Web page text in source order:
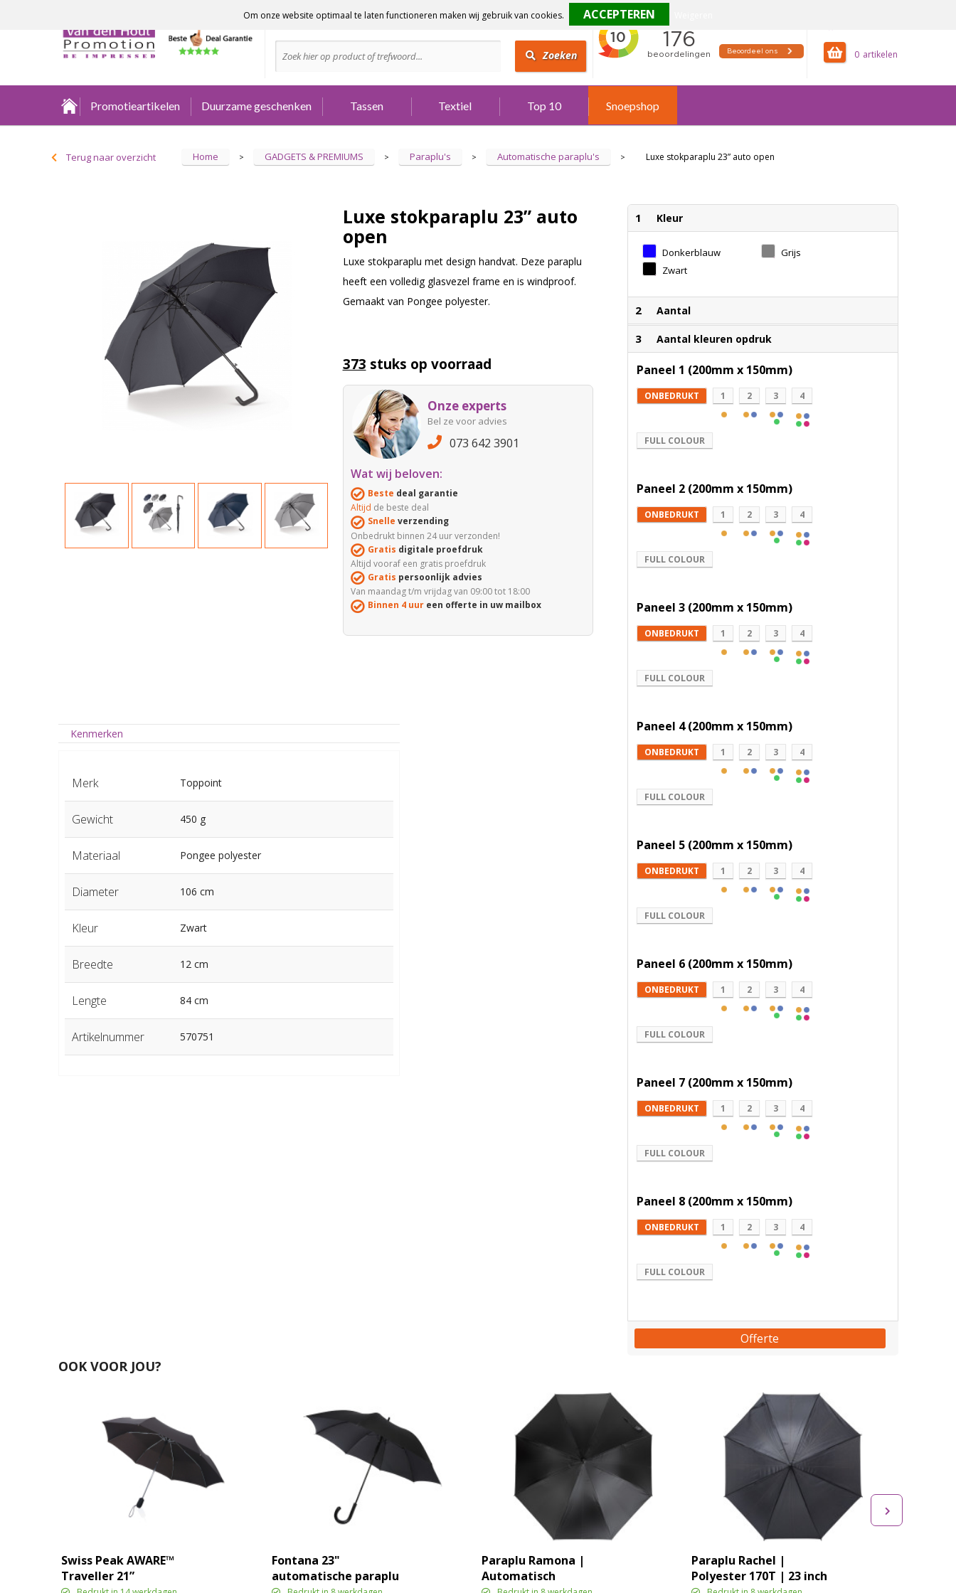
0
Advies nodig?
Zoeken
Promotieartikelen Duurzame geschenken Tassen Textiel Top 10 Snoepshop
Terug naar overzicht Home > GADGETS & PREMIUMS > Paraplu's > Automatische paraplu's > Luxe stokparaplu 23” auto open
Luxe stokparaplu 23” auto
open
Luxe stokparaplu met design handvat. Deze paraplu
heeft een volledig glasvezel frame en is windproof.
Gemaakt van Pongee polyester.
373 stuks op voorraad
Onze experts
Bel ze voor advies
073 642 3901
Wat wij beloven:
Beste deal garantie
Altijd de beste deal
Snelle verzending
Onbedrukt binnen 24 uur verzonden!
Gratis digitale proefdruk
Altijd vooraf een gratis proefdruk
Gratis persoonlijk advies
Van maandag t/m vrijdag van 09:00 tot 18:00
Binnen 4 uureen offerte in uw mailbox
1 Kleur
Donkerblauw
Grijs
Zwart
2 Aantal
3 Aantal kleuren opdruk
Paneel 1 (200mm x 150mm)
ONBEDRUKT 1 2 3 4
FULL COLOUR
Paneel 2 (200mm x 150mm)
ONBEDRUKT 1 2 3 4
FULL COLOUR
Paneel 3 (200mm x 150mm)
ONBEDRUKT 1 2 3 4
FULL COLOUR
Paneel 4 (200mm x 150mm)
ONBEDRUKT 1 2 3 4
FULL COLOUR
Paneel 5 (200mm x 150mm)
ONBEDRUKT 1 2 3 4
FULL COLOUR
Paneel 6 (200mm x 150mm)
ONBEDRUKT 1 2 3 4
FULL COLOUR
Paneel 7 (200mm x 150mm)
ONBEDRUKT 1 2 3 4
FULL COLOUR
Paneel 8 (200mm x 150mm)
ONBEDRUKT 1 2 3 4
FULL COLOUR
Offerte
Kenmerken
Merk Toppoint
Gewicht 450 g
Materiaal Pongee polyester
Diameter 106 cm
Kleur Zwart
Breedte 12 cm
Lengte 84 cm
Artikelnummer 570751
OOK VOOR JOU?
Swiss Peak AWARE™
Traveller 21”
Fontana 23"
automatische paraplu
Paraplu Ramona |
Automatisch
Paraplu Rachel |
Polyester 170T | 23 inch
Om onze website optimaal te laten functioneren maken wij gebruik van cookies.